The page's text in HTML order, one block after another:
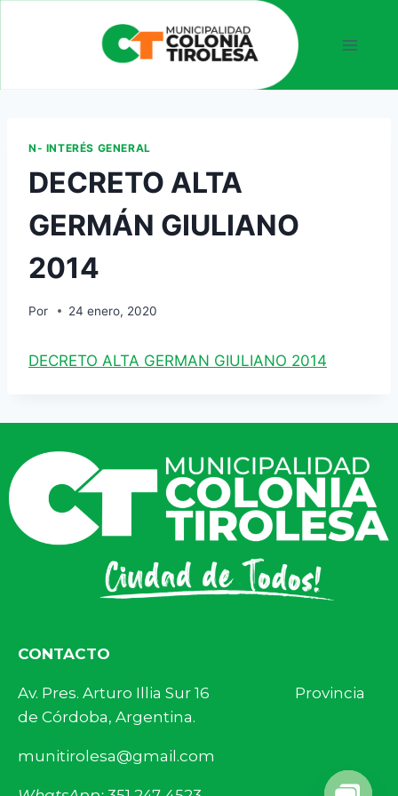
N- INTERÉS GENERAL
DECRETO ALTA
GERMÁN GIULIANO
2014
Por 24 enero, 2020
DECRETO ALTA GERMAN GIULIANO 2014
CONTACTO
Av. Pres. Arturo Illia Sur 16 Provincia
de Córdoba, Argentina.
munitirolesa@gmail.com